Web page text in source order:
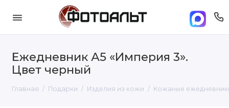
Ежедневник А5 «Империя 3».
Цвет черный
Главная Подарки Изделия из кожи Кожаные